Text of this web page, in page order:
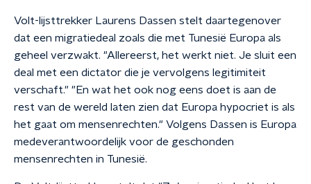
Volt-lijsttrekker Laurens Dassen stelt daartegenover
dat een migratiedeal zoals die met Tunesië Europa als
geheel verzwakt. "Allereerst, het werkt niet. Je sluit een
deal met een dictator die je vervolgens legitimiteit
verschaft." "En wat het ook nog eens doet is aan de
rest van de wereld laten zien dat Europa hypocriet is als
het gaat om mensenrechten." Volgens Dassen is Europa
medeverantwoordelijk voor de geschonden
mensenrechten in Tunesië.